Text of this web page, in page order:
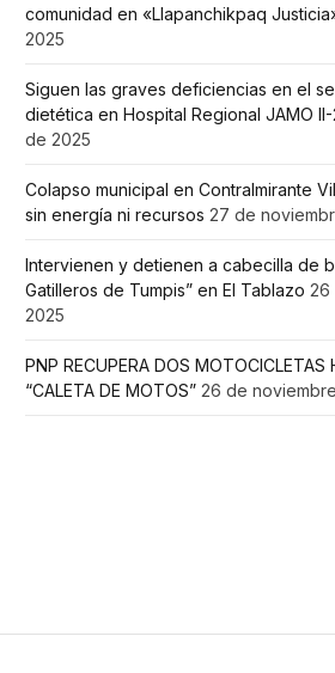
comunidad en «Llapanchikpaq
2025
Siguen las graves deficiencias en el
dietética en Hospital Regional JAMO II-
de 2025
Colapso municipal en Contralmirante
sin energía ni recursos 27 de
Intervienen y detienen a cabecilla de
Gatilleros de Tumpis” en El Tablazo 26
2025
PNP RECUPERA DOS MOTOCICLETAS
“CALETA DE MOTOS” 26 de